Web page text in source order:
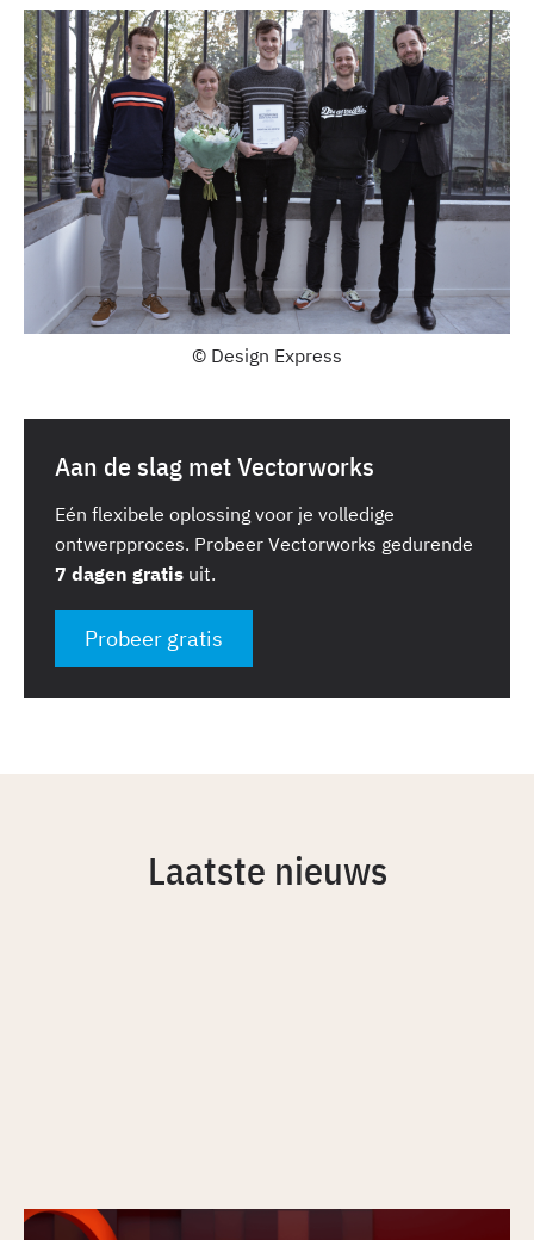
© Design Express
Aan de slag met Vectorworks
Eén flexibele oplossing voor je volledige
ontwerpproces. Probeer Vectorworks gedurende
7 dagen gratis uit.
Probeer gratis
Laatste nieuws